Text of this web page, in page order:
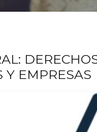
Y EMPRESAS